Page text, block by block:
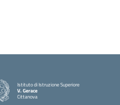
Istituto di Istruzione Superiore
V. Gerace
Cittanova